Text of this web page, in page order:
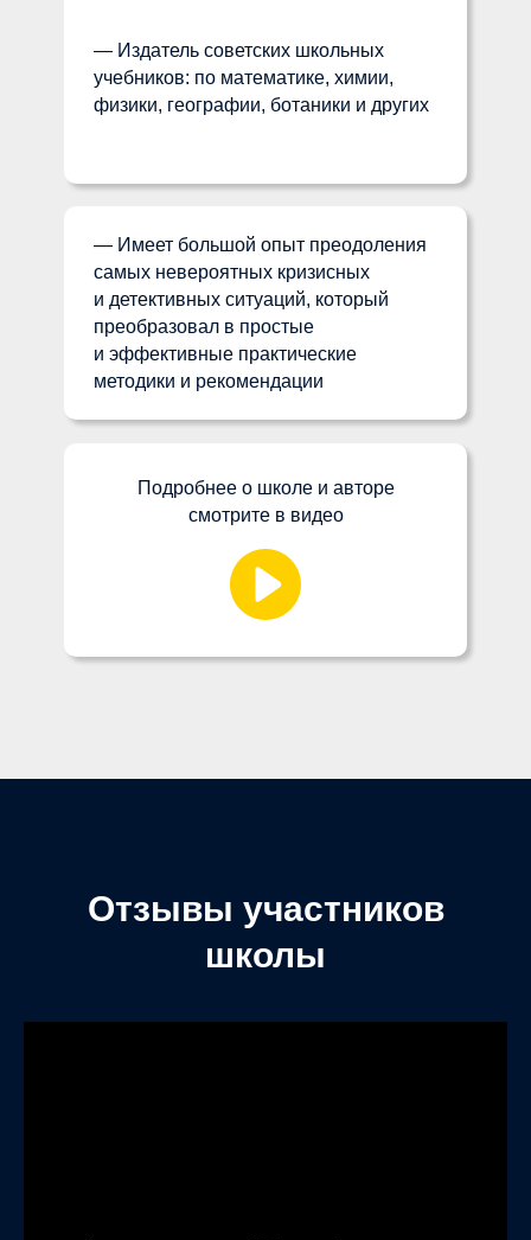
— Издатель советских школьных
учебников: по математике, химии,
физики, географии, ботаники и других
— Имеет большой опыт преодоления
самых невероятных кризисных
и детективных ситуаций, который
преобразовал в простые
и эффективные практические
методики и рекомендации
Подробнее о школе и авторе
смотрите в видео
Отзывы участников
школы